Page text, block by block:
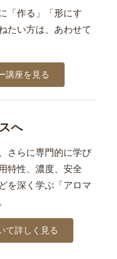
「作る」「形にす
たい方は、あわせて
講座を見る
へ
さらに専門的に学び
特性、濃度、安全
を深く学ぶ「アロマ
て詳しく見る